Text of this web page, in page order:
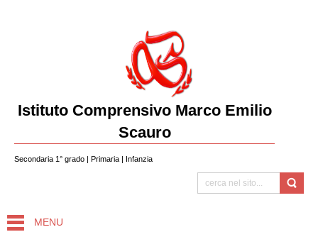
Istituto Comprensivo Marco Emilio
Scauro
Secondaria 1° grado | Primaria | Infanzia
MENU